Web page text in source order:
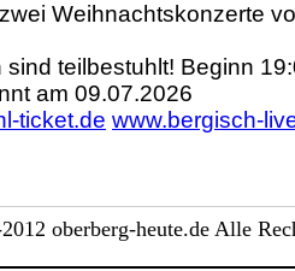
Weihnachtskonzerte
teilbestuhlt! Beginn
am 09.07.2026
ticket.de www.bergisch-
oberberg-heute.de Alle